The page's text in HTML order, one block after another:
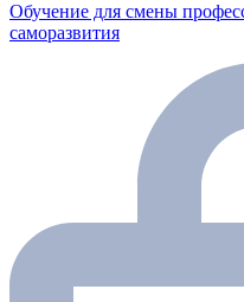
Обучение для смены
саморазвития